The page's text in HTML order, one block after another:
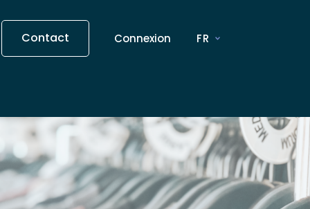
Contact Connexion FR